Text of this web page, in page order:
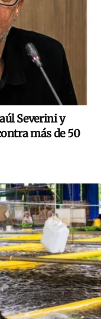
Severini y
más de 50